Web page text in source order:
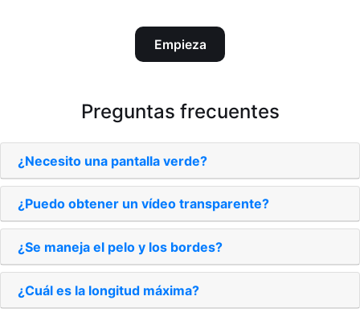
Empieza
Preguntas frecuentes
¿Necesito una pantalla verde?
¿Puedo obtener un vídeo transparente?
¿Se maneja el pelo y los bordes?
¿Cuál es la longitud máxima?